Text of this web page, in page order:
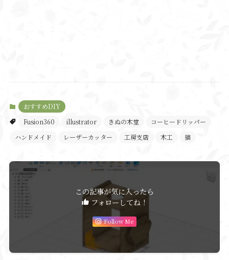
おすすめDIY
Fusion360
illustrator きぬの木堂
コーヒードリッパー
ハンドメイド
レーザーカッター 工房支店 木工 猫
この記事が気に入ったら
フォローしてね！
Follow Me